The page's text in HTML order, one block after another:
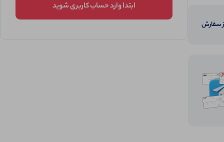
سفارش
ابتدا وارد حساب کاربری شوید